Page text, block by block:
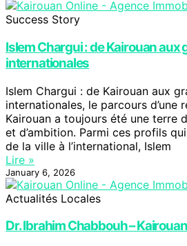
Success Story
Islem Chargui : de Kairouan
internationales
Islem Chargui : de Kairouan aux
internationales, le parcours d’une
Kairouan a toujours été une terre
et d’ambition. Parmi ces profils
de la ville à l’international, Islem
Lire »
January 6, 2026
Actualités Locales
Dr. Ibrahim Chabbouh – Kairouan